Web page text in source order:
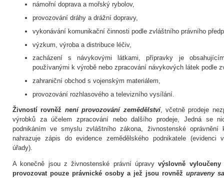
námořní doprava a mořský rybolov,
provozování dráhy a drážní dopravy,
vykonávání komunikační činnosti podle zvláštního právního
výzkum, výroba a distribuce léčiv,
zacházení s návykovými látkami, přípravky je
používanými k výrobě nebo zpracování návykových látek podle
zahraniční obchod s vojenským materiálem,
provozování rozhlasového a televizního vysílání.
Živností rovněž není provozování zemědělství, včetně prodeje
výrobků za účelem zpracování nebo dalšího prodeje, Jedná se
podnikáním ve smyslu zvláštního zákona, živnostenské oprávnění
nahrazuje zápis do evidence zemědělského podnikatele (evidenci
úřady).
A konečně jsou z živnostenské právní úpravyvýslovně
provozovat pouze právnické osoby a jež jsou rovněž upraveny